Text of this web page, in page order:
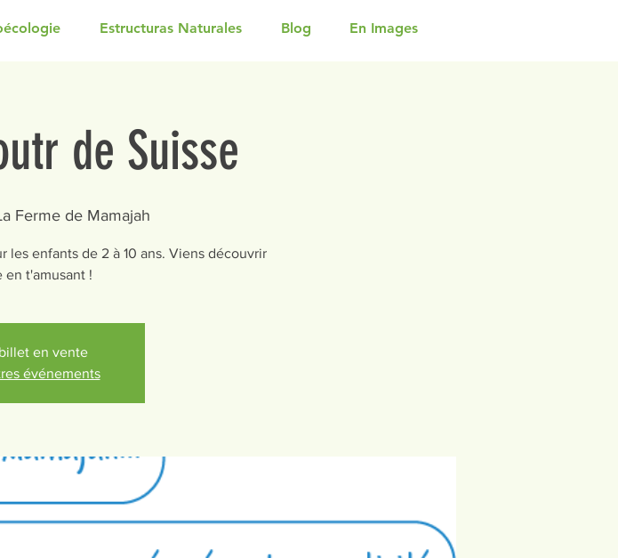
Estructuras Naturales Blog En Images
de Suisse
Ferme de Mamajah
les enfants de 2 à 10 ans. Viens découvrir
en t'amusant !
en vente
événements